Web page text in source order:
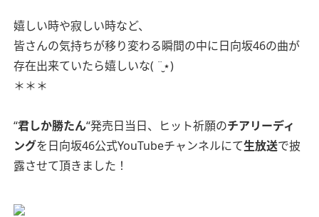
嬉しい時や寂しい時など、
皆さんの気持ちが移り変わる瞬間の中に日向坂46の曲が
存在出来ていたら嬉しいな( ¨̮⋆)
＊＊＊
“君しか勝たん“発売日当日、ヒット祈願のチアリーディ
ングを日向坂46公式YouTubeチャンネルにて生放送で披
露させて頂きました！